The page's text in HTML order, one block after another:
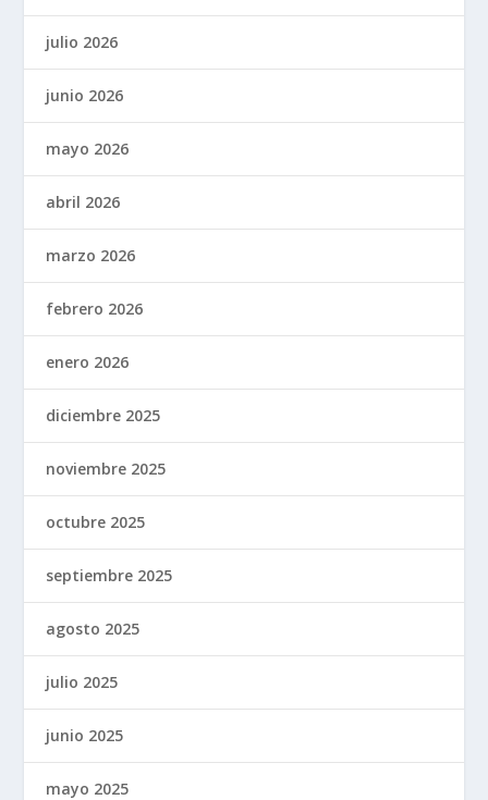
julio 2026
junio 2026
mayo 2026
abril 2026
marzo 2026
febrero 2026
enero 2026
diciembre 2025
noviembre 2025
octubre 2025
septiembre 2025
agosto 2025
julio 2025
junio 2025
mayo 2025